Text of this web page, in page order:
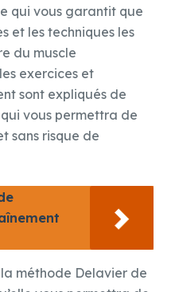
qui vous garantit que
et les techniques les
du muscle
exercices et
sont expliqués de
vous permettra de
sans risque de
méthode Delavier de